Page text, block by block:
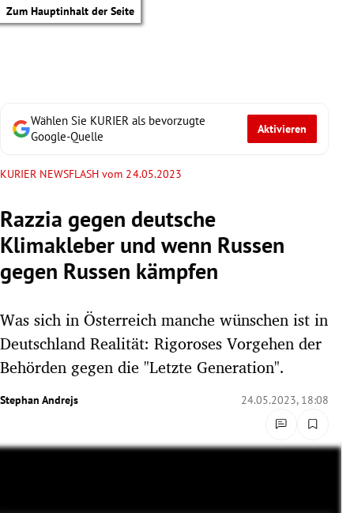
Zum Hauptinhalt der Seite
Untermenü
Untermenü
Untermenü
Wählen Sie KURIER als bevorzugte
Google-Quelle
Aktivieren
KURIER NEWSFLASH vom 24.05.2023
Razzia gegen deutsche
Klimakleber und wenn Russen
gegen Russen kämpfen
Was sich in Österreich manche wünschen ist in
Deutschland Realität: Rigoroses Vorgehen der
Behörden gegen die "Letzte Generation".
Stephan Andrejs 24.05.2023, 18:08